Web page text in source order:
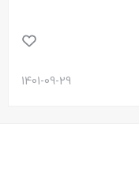
1401-09-29